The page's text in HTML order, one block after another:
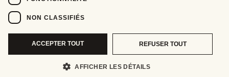
NON CLASSIFIÉS
ACCEPTER TOUT REFUSER TOUT
AFFICHER LES DÉTAILS